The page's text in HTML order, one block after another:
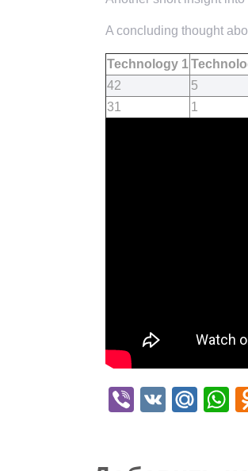
A concluding thought
Technology 1
42
5
31
1
Viber
VK